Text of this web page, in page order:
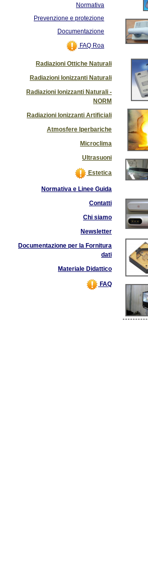
Normativa
Prevenzione e protezione
Documentazione
FAQ Roa
Radiazioni Ottiche Naturali
Radiazioni Ionizzanti Naturali
Radiazioni Ionizzanti Naturali -
NORM
Radiazioni Ionizzanti Artificiali
Atmosfere Iperbariche
Microclima
Ultrasuoni
Estetica
Normativa e Linee Guida
Contatti
Chi siamo
Newsletter
Documentazione per la Fornitura
dati
Materiale Didattico
FAQ